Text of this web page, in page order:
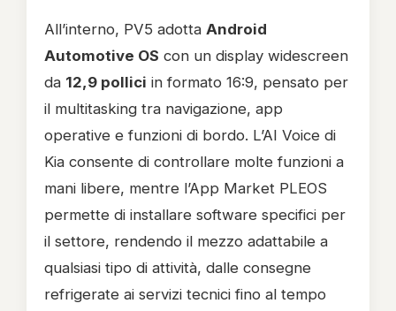
All’interno, PV5 adotta Android
Automotive OS con un display widescreen
da 12,9 pollici in formato 16:9, pensato per
il multitasking tra navigazione, app
operative e funzioni di bordo. L’AI Voice di
Kia consente di controllare molte funzioni a
mani libere, mentre l’App Market PLEOS
permette di installare software specifici per
il settore, rendendo il mezzo adattabile a
qualsiasi tipo di attività, dalle consegne
refrigerate ai servizi tecnici fino al tempo